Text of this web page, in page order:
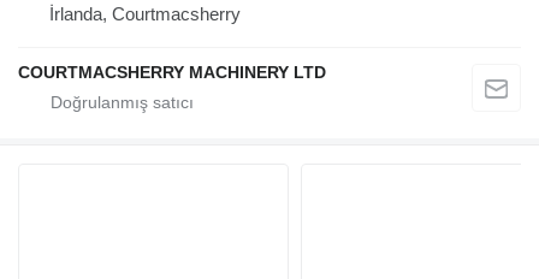
İrlanda, Courtmacsherry
COURTMACSHERRY MACHINERY LTD